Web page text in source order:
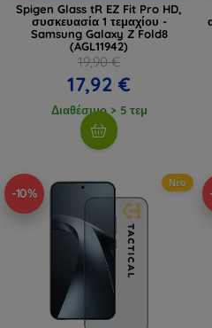
Spigen Glass tR EZ Fit Pro HD,
συσκευασία 1 τεμαχίου -
Samsung Galaxy Z Fold8
(AGL11942)
19,90 €
17,92 €
Διαθέσιμο > 5 τεμ
-10%
Νέο